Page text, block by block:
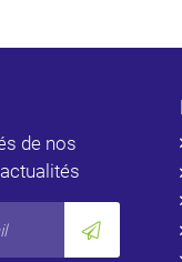
de nos